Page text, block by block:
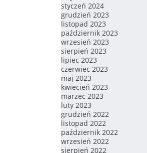
styczeń 2024
grudzień 2023
listopad 2023
październik 2023
wrzesień 2023
sierpień 2023
lipiec 2023
czerwiec 2023
maj 2023
kwiecień 2023
marzec 2023
luty 2023
grudzień 2022
listopad 2022
październik 2022
wrzesień 2022
sierpień 2022